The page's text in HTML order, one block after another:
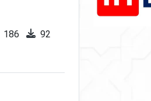
tahlil
hamda
asosiy
186 92